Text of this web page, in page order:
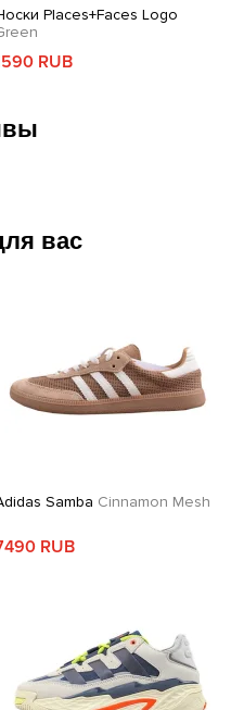
Places+Faces Logo
RUB
вас
Samba Cinnamon Mesh
RUB